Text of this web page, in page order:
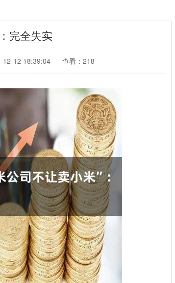
完全失实
12-12 18:39:04 查看：218